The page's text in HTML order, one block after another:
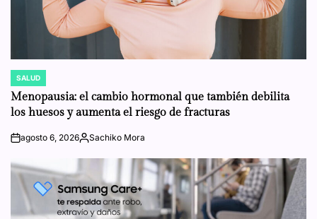
POSTED
IN
SALUD
Menopausia: el cambio hormonal que también debilita
los huesos y aumenta el riesgo de fracturas
onagosto 6, 2026Posted
Sachiko Mora